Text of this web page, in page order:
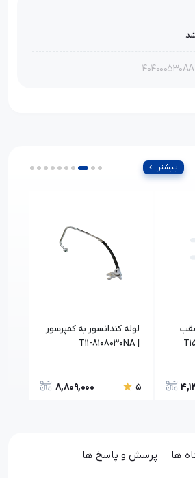
404000530AA
بیشتر
لوله کندانسور به کمپرسور
| T11-8108030NA
5
8,809,000
ها پرسش و پاسخ ها